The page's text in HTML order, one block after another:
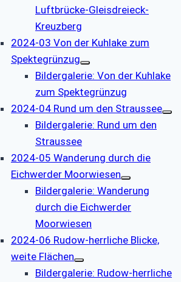
Luftbrücke-Gleisdreieck-
Kreuzberg
2024-03 Von der Kuhlake zum
Spektegrünzug
Bildergalerie: Von der Kuhlake
zum Spektegrünzug
2024-04 Rund um den Straussee
Bildergalerie: Rund um den
Straussee
2024-05 Wanderung durch die
Eichwerder Moorwiesen
Bildergalerie: Wanderung
durch die Eichwerder
Moorwiesen
2024-06 Rudow-herrliche Blicke,
weite Flächen
Bildergalerie: Rudow-herrliche